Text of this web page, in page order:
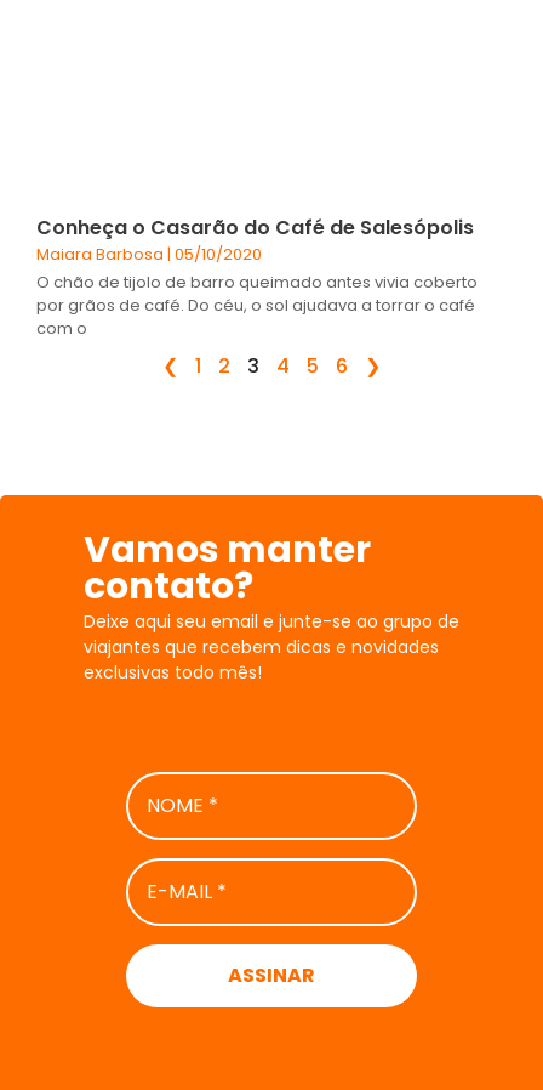
Conheça o Casarão do Café de Salesópolis
Maiara Barbosa 05/10/2020
O chão de tijolo de barro queimado antes vivia coberto
por grãos de café. Do céu, o sol ajudava a torrar o café
com o
❮ 1 2 3 4 5 6 ❯
Vamos manter
contato?
Deixe aqui seu email e junte-se ao grupo de
viajantes que recebem dicas e novidades
exclusivas todo mês!
NOME
*
E-
MAIL
*